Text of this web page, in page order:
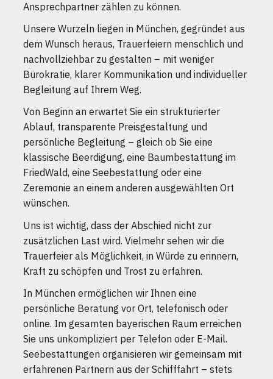
Ansprechpartner zählen zu können.
Unsere Wurzeln liegen in München, gegründet aus
dem Wunsch heraus, Trauerfeiern menschlich und
nachvollziehbar zu gestalten – mit weniger
Bürokratie, klarer Kommunikation und individueller
Begleitung auf Ihrem Weg.
Von Beginn an erwartet Sie ein strukturierter
Ablauf, transparente Preisgestaltung und
persönliche Begleitung – gleich ob Sie eine
klassische Beerdigung, eine Baumbestattung im
FriedWald, eine Seebestattung oder eine
Zeremonie an einem anderen ausgewählten Ort
wünschen.
Uns ist wichtig, dass der Abschied nicht zur
zusätzlichen Last wird. Vielmehr sehen wir die
Trauerfeier als Möglichkeit, in Würde zu erinnern,
Kraft zu schöpfen und Trost zu erfahren.
In München ermöglichen wir Ihnen eine
persönliche Beratung vor Ort, telefonisch oder
online. Im gesamten bayerischen Raum erreichen
Sie uns unkompliziert per Telefon oder E-Mail.
Seebestattungen organisieren wir gemeinsam mit
erfahrenen Partnern aus der Schifffahrt – stets